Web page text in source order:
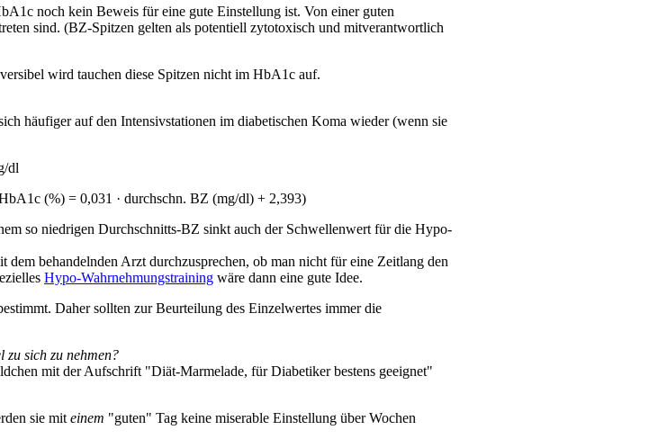
noch kein Beweis für eine gute Einstellung ist. Von einer guten
sind. (BZ-Spitzen gelten als potentiell zytotoxisch und mitverantwortlich
wird tauchen diese Spitzen nicht im HbA1c auf.
häufiger auf den Intensivstationen im diabetischen Koma wieder (wenn sie
(%) = 0,031 · durchschn. BZ (mg/dl) + 2,393)
so niedrigen Durchschnitts-BZ sinkt auch der Schwellenwert für die Hypo-
behandelnden Arzt durchzusprechen, ob man nicht für eine Zeitlang den
Hypo-Wahrnehmungstraining wäre dann eine gute Idee.
Daher sollten zur Beurteilung des Einzelwertes immer die
zu sich zu nehmen?
mit der Aufschrift "Diät-Marmelade, für Diabetiker bestens geeignet"
sie mit einem "guten" Tag keine miserable Einstellung über Wochen